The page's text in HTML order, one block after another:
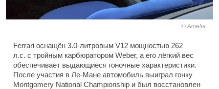
Amelia
Ferrari оснащён 3.0-литровым V12 мощностью 262
л.с. с тройным карбюратором Weber, а его лёгкий вес
обеспечивает выдающиеся гоночные характеристики.
После участия в Ле-Мане автомобиль выиграл гонку
Montgomery National Championship и был восстановлен